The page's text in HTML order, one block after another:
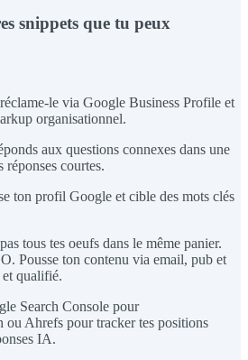
snippets que tu peux
le via Google Business Profile et
organisationnel.
aux questions connexes dans une
courtes.
ton profil Google et cible des mots clés
tous tes oeufs dans le même panier.
Pousse ton contenu via email, pub et
qualifié.
Search Console pour
ou Ahrefs pour tracker tes positions
IA.